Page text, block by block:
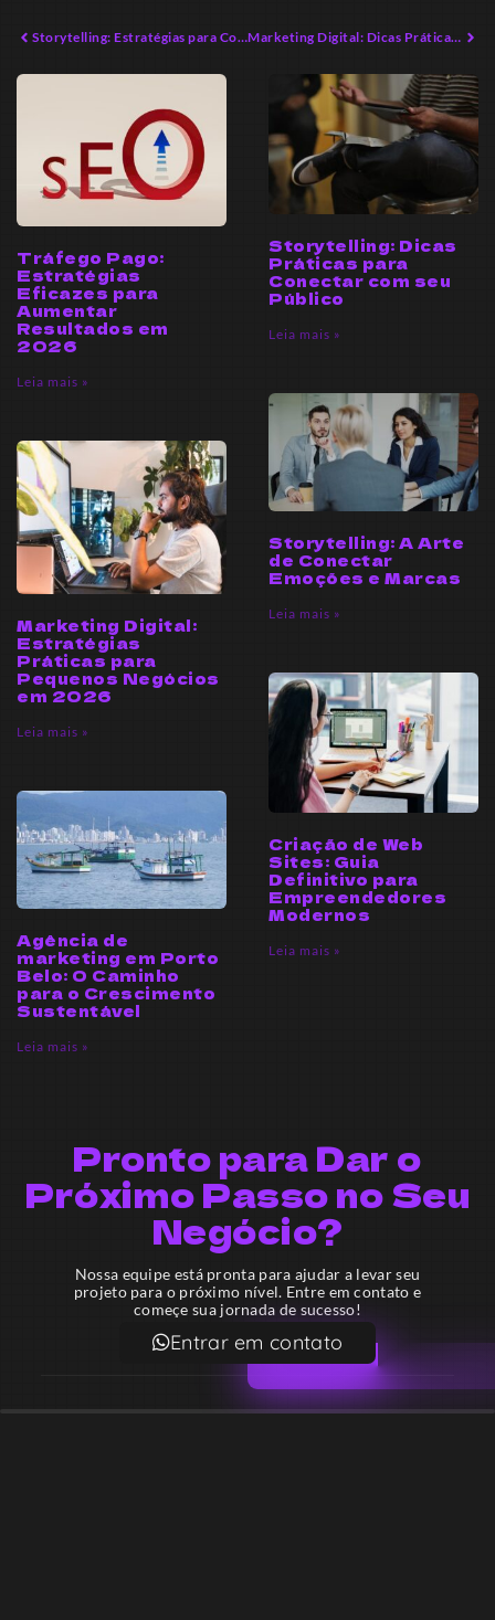
Storytelling: Estratégias para Conectar Marcas e Consumidores Marketing Digital: Dicas Práticas para Impulsionar Seu Negócio
Tráfego Pago:
Estratégias
Eficazes para
Aumentar
Resultados em
2026
Leia mais »
Storytelling: Dicas
Práticas para
Conectar com seu
Público
Leia mais »
Marketing Digital:
Estratégias
Práticas para
Pequenos Negócios
em 2026
Leia mais »
Storytelling: A Arte
de Conectar
Emoções e Marcas
Leia mais »
Agência de
marketing em Porto
Belo: O Caminho
para o Crescimento
Sustentável
Leia mais »
Criação de Web
Sites: Guia
Definitivo para
Empreendedores
Modernos
Leia mais »
Pronto para Dar o
Próximo Passo no Seu
Negócio?
Nossa equipe está pronta para ajudar a levar seu
projeto para o próximo nível. Entre em contato e
começe sua jornada de sucesso!
Entrar em contato